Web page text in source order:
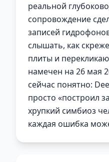
реальной
сопровождение
записей
слышать, как
плиты и
намечен на 26 мая
сейчас понятно:
просто «построил
хрупкий симбиоз
каждая ошибка